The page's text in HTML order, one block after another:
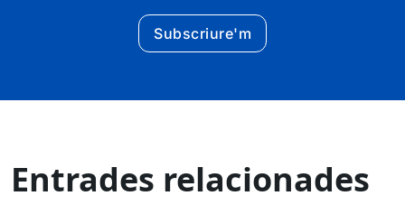
Subscriure'm
Entrades relacionades